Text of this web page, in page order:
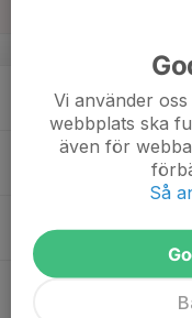
Ons
Vi använder
webbplats ska
även för
Så